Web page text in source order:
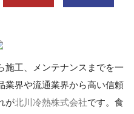
施工、メンテナンスまでを一
業界や流通業界から高い信頼
が北川冷熱株式会社です。食